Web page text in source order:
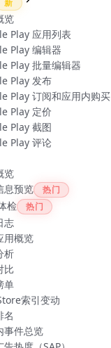
新
览
Play 应用列表
Play 编辑器
Play 批量编辑器
Play 发布
Play 订阅和应用内购买
Play 定价
Play 截图
Play 评论
览
息预览
热门
检 热门
志
用概览
析
比
单
索引变动
名
事件总览